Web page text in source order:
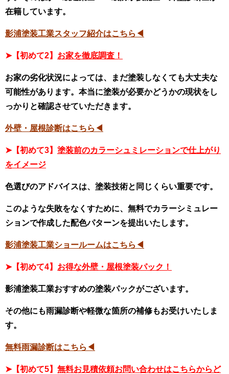
在籍しています。
影浦塗装工業スタッフ紹介はこちら◀
➤【初めて2】 お家を徹底調査！
お家の劣化状況によっては、まだ塗装しなくても大丈夫な
可能性があります。本当に塗装が必要かどうかの現状をし
っかりと確認させていただきます。
外壁・屋根診断はこちら◀
➤【初めて3】 塗装前のカラーシュミレーションで仕上がり
をイメージ
色選びのアドバイスは、塗装技術と同じくらい重要です。
このような失敗をなくすために、無料でカラーシミュレー
ションで作成した配色パターンを提出いたします。
影浦塗装工業ショールームはこちら◀
➤【初めて4】 お得な外壁・屋根塗装パック！
影浦塗装工業おすすめの塗装パックがございます。
その他にも雨漏診断や軽微な箇所の補修もお受けいたしま
す。
無料雨漏診断はこちら◀
➤【初めて5】 無料お見積依頼お問い合わせはこちらからど